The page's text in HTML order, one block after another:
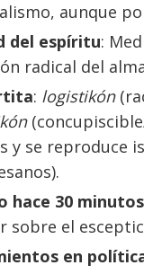
aunque
del espíritu:
radical del
: logistikón
y se reproduce
hace 30
sobre el
en